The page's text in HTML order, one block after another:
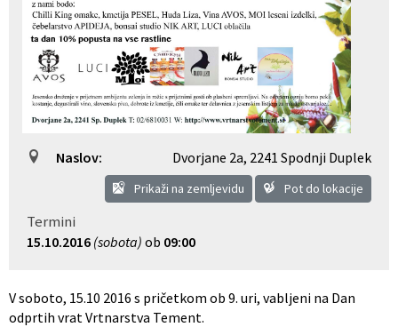
Naslov: Dvorjane 2a, 2241 Spodnji Duplek
Prikaži na zemljevidu Pot do lokacije
Termini
15.10.2016 (sobota) ob 09:00
V soboto, 15.10 2016 s pričetkom ob 9. uri, vabljeni na Dan
odprtih vrat Vrtnarstva Tement.
Občinski nagrajenci
Vaške skupnosti
Vizitka
Proračun občine
Lokalne volitve
Kohezijski projekti